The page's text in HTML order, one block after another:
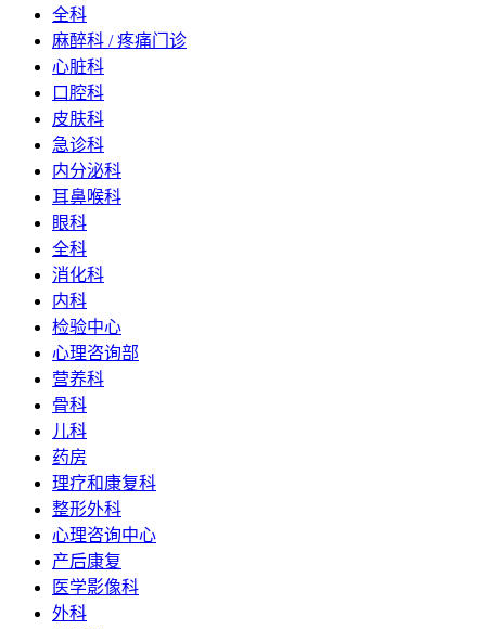
全科
麻醉科 / 疼痛门诊
心脏科
口腔科
皮肤科
急诊科
内分泌科
耳鼻喉科
眼科
全科
消化科
内科
检验中心
心理咨询部
营养科
骨科
儿科
药房
理疗和康复科
整形外科
心理咨询中心
产后康复
医学影像科
外科